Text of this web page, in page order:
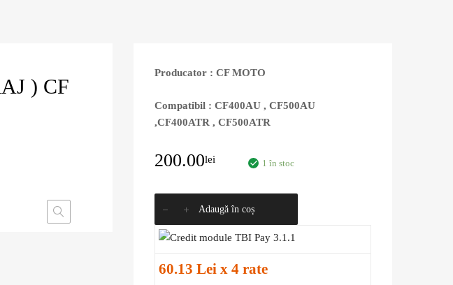
) CF
Producator : CF MOTO
Compatibil : CF400AU , CF500AU
,CF400ATR , CF500ATR
200.00lei 1 în stoc
Adaugă în coș
60.13 Lei x 4 rate